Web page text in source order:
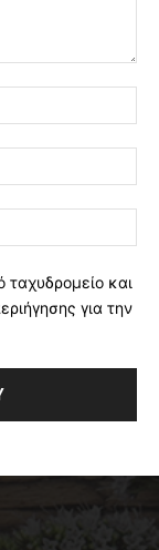
ταχυδρομείο και
για την